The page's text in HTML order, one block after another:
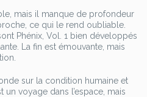
mais il manque de profondeur
ce qui le rend oubliable.
Phénix, Vol. 1 bien développés
La fin est émouvante, mais
sur la condition humaine et
voyage dans l’espace, mais